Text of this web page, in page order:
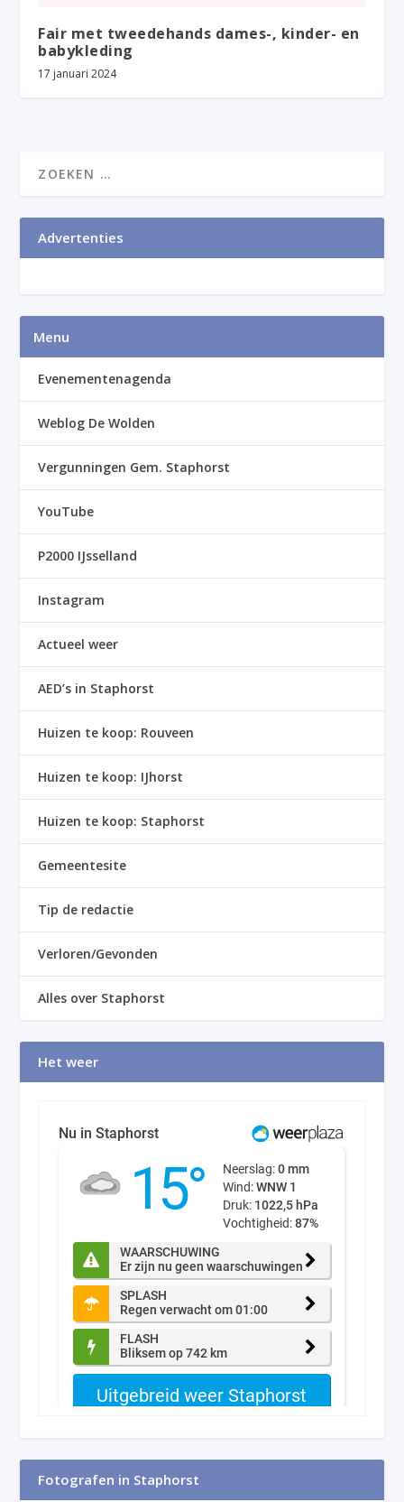
Fair met tweedehands dames-, kinder- en
babykleding
17 januari 2024
Advertenties
Menu
Evenementenagenda
Weblog De Wolden
Vergunningen Gem. Staphorst
YouTube
P2000 IJsselland
Instagram
Actueel weer
AED’s in Staphorst
Huizen te koop: Rouveen
Huizen te koop: IJhorst
Huizen te koop: Staphorst
Gemeentesite
Tip de redactie
Verloren/Gevonden
Alles over Staphorst
Het weer
Fotografen in Staphorst